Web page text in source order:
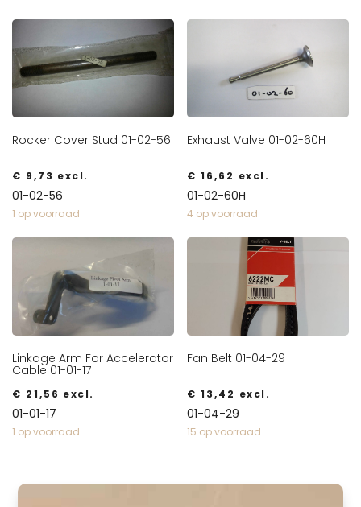
Rocker Cover Stud 01-02-56
€ 9,73 excl.
01-02-56
1 op voorraad
Exhaust Valve 01-02-60H
€ 16,62 excl.
01-02-60H
4 op voorraad
Linkage Arm For Accelerator
Cable 01-01-17
€ 21,56 excl.
01-01-17
1 op voorraad
Fan Belt 01-04-29
€ 13,42 excl.
01-04-29
15 op voorraad